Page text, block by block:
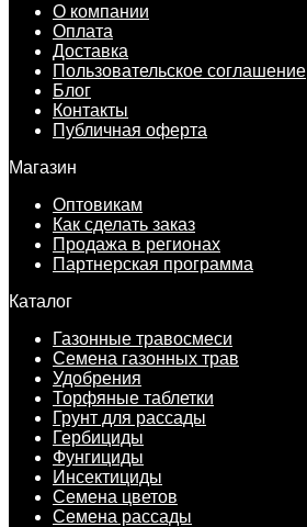
О компании
Оплата
Доставка
Пользовательское соглашение
Блог
Контакты
Публичная оферта
Магазин
Оптовикам
Как сделать заказ
Продажа в регионах
Партнерская программа
Каталог
Газонные травосмеси
Семена газонных трав
Удобрения
Торфяные таблетки
Грунт для рассады
Гербициды
Фунгициды
Инсектициды
Семена цветов
Семена рассады